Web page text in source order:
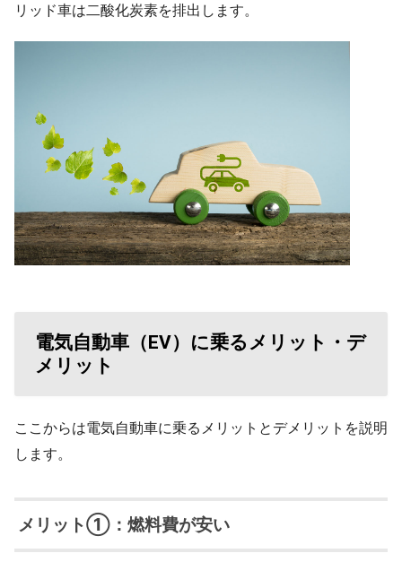
リッド車は二酸化炭素を排出します。
電気自動車（EV）に乗るメリット・デ
メリット
ここからは電気自動車に乗るメリットとデメリットを説明
します。
メリット①：燃料費が安い